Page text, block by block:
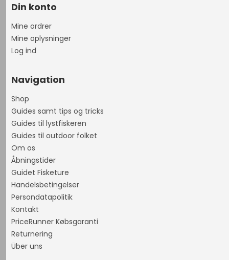
Din konto
Mine ordrer
Mine oplysninger
Log ind
Navigation
Shop
Guides samt tips og tricks
Guides til lystfiskeren
Guides til outdoor folket
Om os
Åbningstider
Guidet Fisketure
Handelsbetingelser
Persondatapolitik
Kontakt
PriceRunner Købsgaranti
Returnering
Über uns